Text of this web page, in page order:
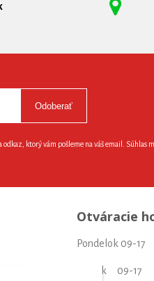
Odoberať
ktorý vám pošleme na váš email.
Otváracie
Pondelok 09-17
Utorok 09-17